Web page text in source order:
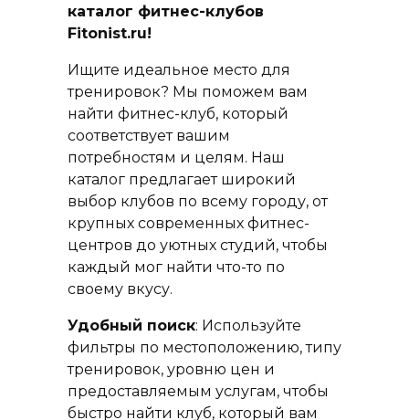
каталог фитнес-клубов
Fitonist.ru!
Ищите идеальное место для
тренировок? Мы поможем вам
найти фитнес-клуб, который
соответствует вашим
потребностям и целям. Наш
каталог предлагает широкий
выбор клубов по всему городу, от
крупных современных фитнес-
центров до уютных студий, чтобы
каждый мог найти что-то по
своему вкусу.
Удобный поиск: Используйте
фильтры по местоположению, типу
тренировок, уровню цен и
предоставляемым услугам, чтобы
быстро найти клуб, который вам